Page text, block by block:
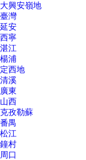
大興安嶺地
臺灣
延安
西寧
湛江
楊浦
定西地
清溪
廣東
山西
克孜勒蘇
番禺
松江
鐘村
周口